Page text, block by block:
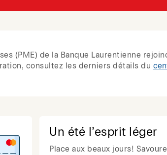
(PME) de la Banque Laurentienne
consultez les derniers détails du
Un été l’esprit léger
Place aux beaux jours!